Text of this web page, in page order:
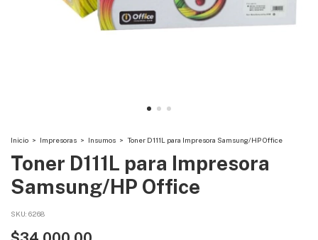
Inicio > Impresoras > Insumos > Toner D111L para Impresora Samsung/HP Office
Toner D111L para Impresora
Samsung/HP Office
SKU: 6268